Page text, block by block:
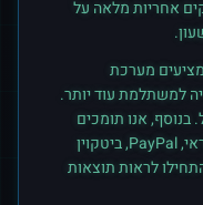
אחריות מלאה על
מציעים מערכת
למשתלמת עוד יותר.
בנוסף, אנו תומכים
במגוון אמצעי תשלום כולל כרטיסי אשראי, PayPal, ביטקוין
לראות תוצאות